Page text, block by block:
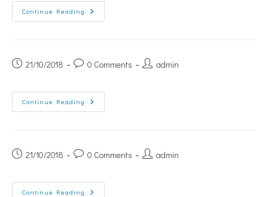
Continue Reading
21/10/2018 0 Comments admin
Continue Reading
21/10/2018 0 Comments admin
Continue Reading